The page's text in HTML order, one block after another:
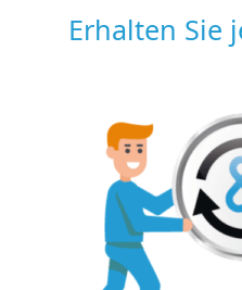
Erhalten Sie